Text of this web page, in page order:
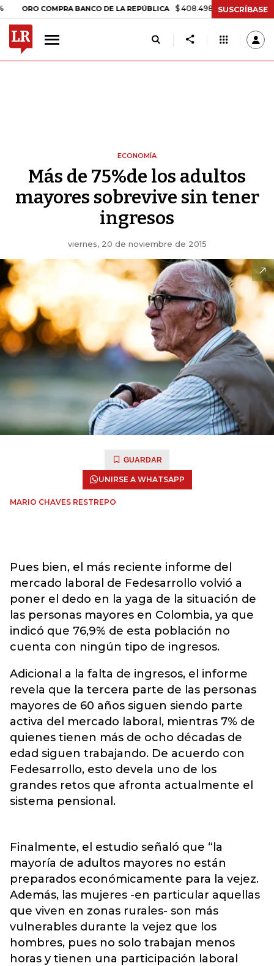
COMPRA BANCO DE LA REPÚBLICA $ 408.498,97 +$ 8.753,81 +2,19%
SUSCRÍBASE
ECONOMÍA
Más de 75%de los adultos
mayores sobrevive sin tener
ingresos
viernes, 20 de noviembre de 2015
GUARDAR
UNIRSE A WHATSAPP
MARIO CHAVES RESTREPO
Pues bien, el más reciente informe del
mercado laboral de Fedesarrollo volvió a
poner el dedo en la yaga de la situación de
las personas mayores en Colombia, ya que
indicó que 76,9% de esta población no
cuenta con ningún tipo de ingresos.
Adicional a la falta de ingresos, el informe
revela que la tercera parte de las personas
mayores de 60 años siguen siendo parte
activa del mercado laboral, mientras 7% de
quienes tienen más de ocho décadas de
edad siguen trabajando. De acuerdo con
Fedesarrollo, esto devela uno de los
grandes retos que afronta actualmente el
sistema pensional.
Finalmente, el estudio señaló que “la
mayoría de adultos mayores no están
preparados económicamente para la vejez.
Además, las mujeres -en particular aquellas
que viven en zonas rurales- son más
vulnerables durante la vejez que los
hombres, pues no solo trabajan menos
horas y tienen una participación laboral